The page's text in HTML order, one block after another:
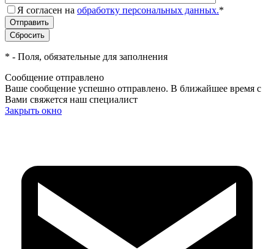
Я согласен на обработку персональных данных.*
* - Поля, обязательные для заполнения
Сообщение отправлено
Ваше сообщение успешно отправлено. В ближайшее время с
Вами свяжется наш специалист
Закрыть окно